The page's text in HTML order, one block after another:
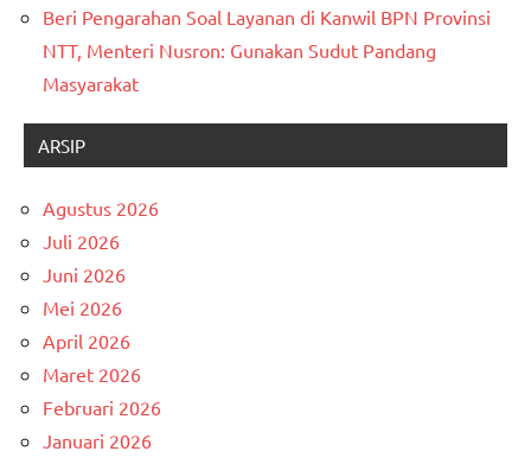
Beri Pengarahan Soal Layanan di Kanwil BPN Provinsi
NTT, Menteri Nusron: Gunakan Sudut Pandang
Masyarakat
ARSIP
Agustus 2026
Juli 2026
Juni 2026
Mei 2026
April 2026
Maret 2026
Februari 2026
Januari 2026